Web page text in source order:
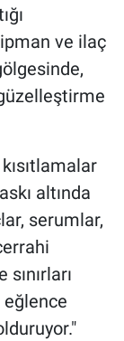
ve ilaç
altında
serumlar,
eğlence